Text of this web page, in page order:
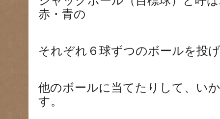
赤・青の
それぞれ６球ずつのボールを投
他のボールに当てたりして、い
す。